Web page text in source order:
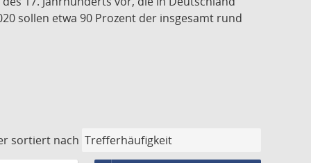
sollen etwa 90 Prozent der insgesamt rund
sortiert nach